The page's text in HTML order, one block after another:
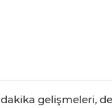
gelişmeleri,